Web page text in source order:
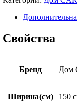
Свойства
Бренд Дом
Ширина(см) 150